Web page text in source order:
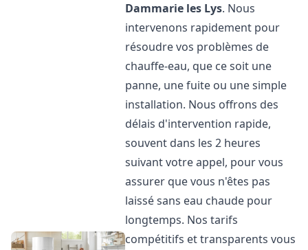
Dammarie les Lys. Nous
intervenons rapidement pour
résoudre vos problèmes de
chauffe-eau, que ce soit une
panne, une fuite ou une simple
installation. Nous offrons des
délais d'intervention rapide,
souvent dans les 2 heures
suivant votre appel, pour vous
assurer que vous n'êtes pas
laissé sans eau chaude pour
longtemps. Nos tarifs
compétitifs et transparents vous